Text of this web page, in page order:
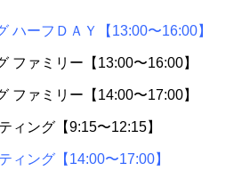
ハーフＤＡＹ【13:00〜16:00】
ファミリー【13:00〜16:00】
ファミリー【14:00〜17:00】
ィング【9:15〜12:15】
ィング【14:00〜17:00】